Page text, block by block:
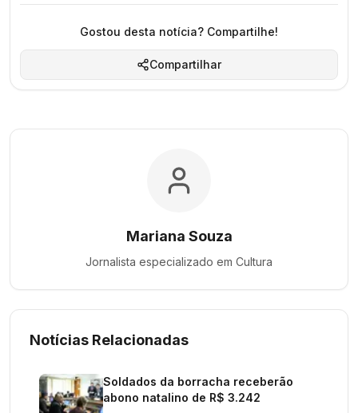
Gostou desta notícia? Compartilhe!
Compartilhar
Mariana Souza
Jornalista especializado em Cultura
Notícias Relacionadas
Soldados da borracha receberão
abono natalino de R$ 3.242